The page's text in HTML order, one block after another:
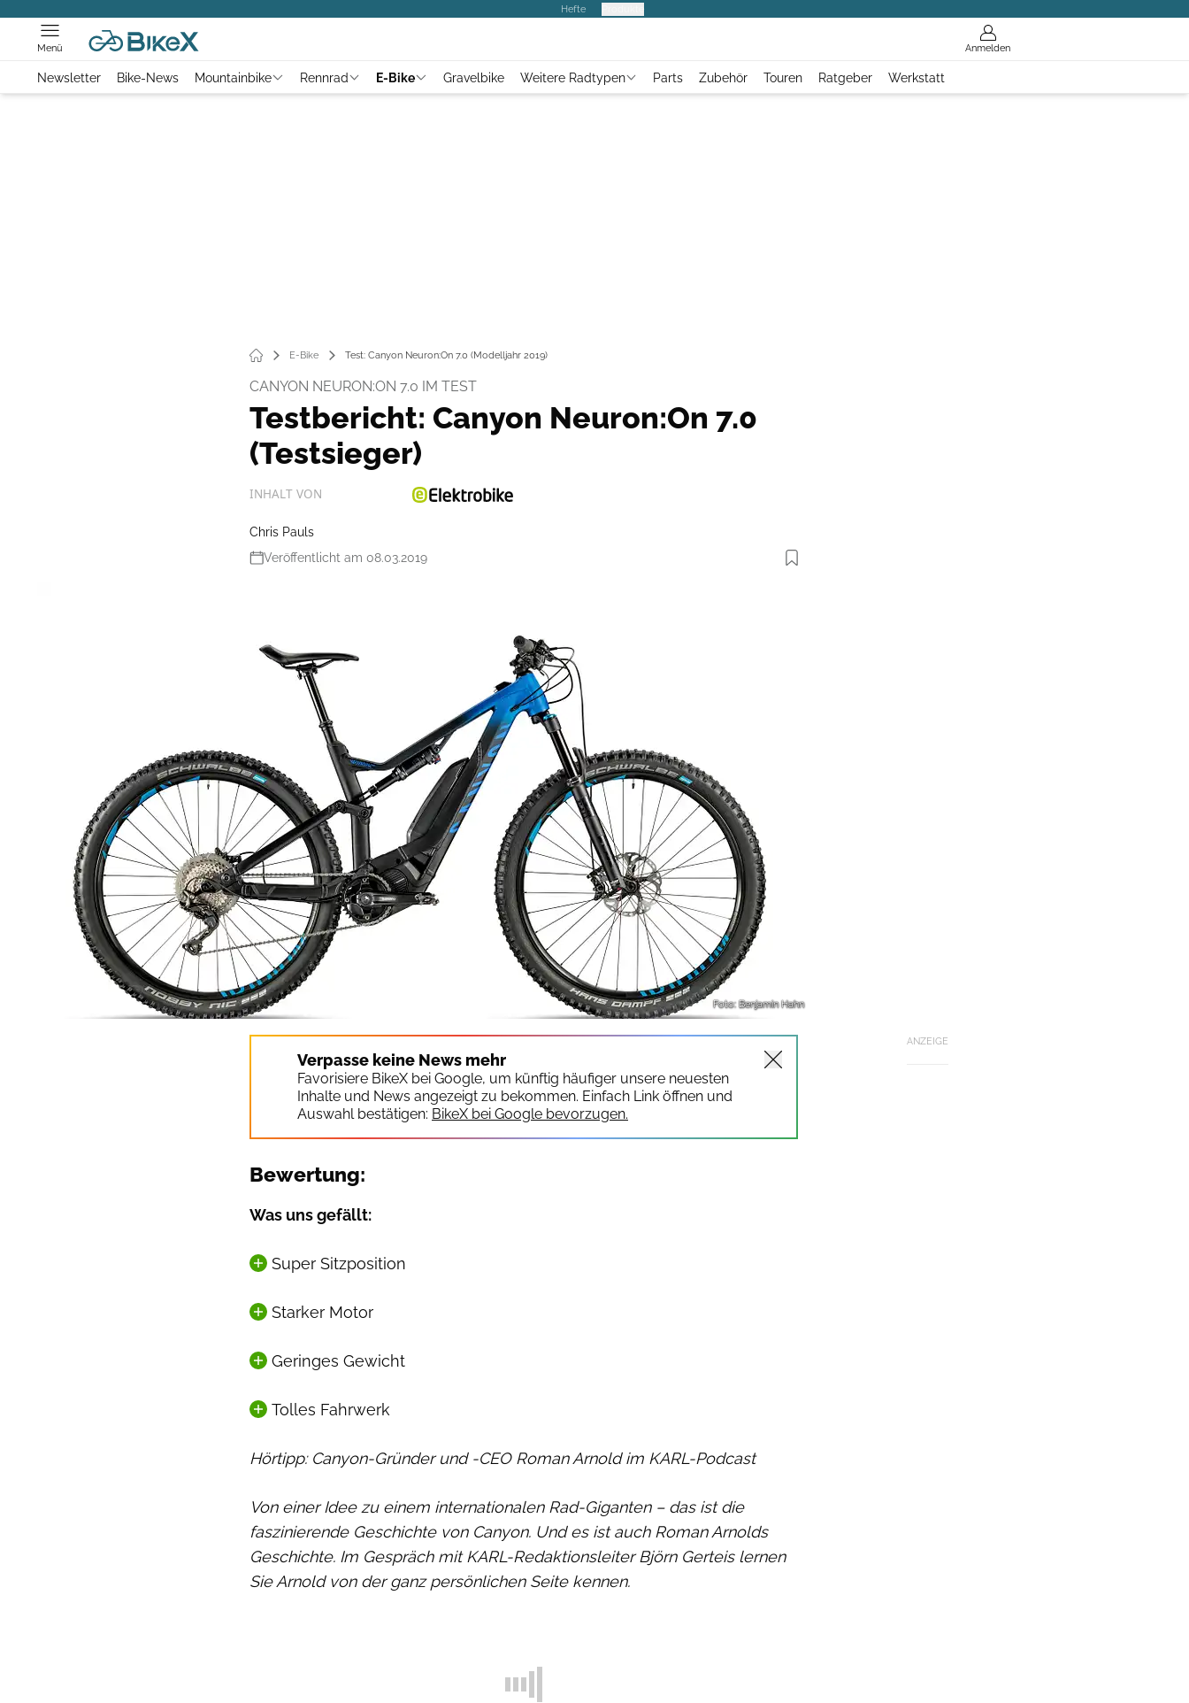
Hefte
Anmelden
Menü
Newsletter Bike-News Mountainbike Rennrad E-Bike Gravelbike Weitere Radtypen Parts Zubehör Touren Ratgeber Werkstatt
E-Bike Test: Canyon Neuron:On 7.0 (Modelljahr 2019)
CANYON NEURON:ON 7.0 IM TEST
Testbericht: Canyon Neuron:On 7.0
(Testsieger)
INHALT VON
Chris Pauls
Veröffentlicht am 08.03.2019
Foto: Benjamin Hahn
ANZEIGE
Verpasse keine News mehr
Favorisiere BikeX bei Google, um künftig häufiger unsere neuesten
Inhalte und News angezeigt zu bekommen. Einfach Link öffnen und
Auswahl bestätigen: BikeX bei Google bevorzugen.
Bewertung:
Was uns gefällt:
Super Sitzposition
Starker Motor
Geringes Gewicht
Tolles Fahrwerk
Hörtipp: Canyon-Gründer und -CEO Roman Arnold im KARL-Podcast
Von einer Idee zu einem internationalen Rad-Giganten – das ist die
faszinierende Geschichte von Canyon. Und es ist auch Roman Arnolds
Geschichte. Im Gespräch mit KARL-Redaktionsleiter Björn Gerteis lernen
Sie Arnold von der ganz persönlichen Seite kennen.